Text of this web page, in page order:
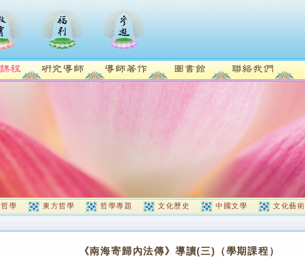
學 東方哲學 哲學專題 文化歷史 中國文學 文化藝術
《南海寄歸內法傳》導讀(三)（學期課程）